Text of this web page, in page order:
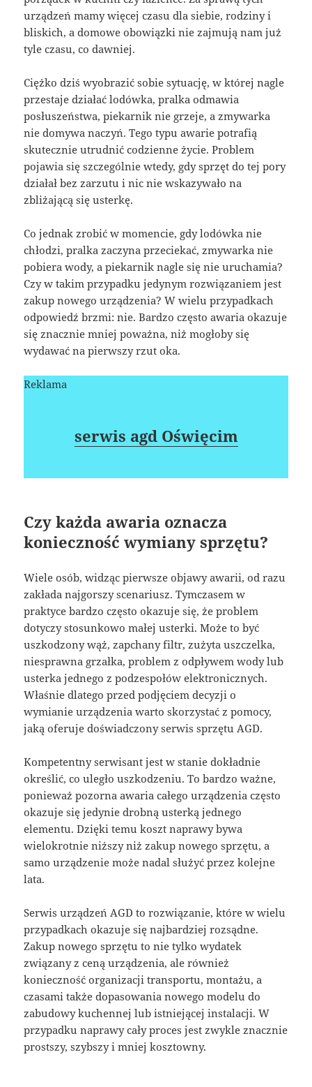
urządzeń mamy więcej czasu dla siebie, rodziny i
bliskich, a domowe obowiązki nie zajmują nam już
tyle czasu, co dawniej.
Ciężko dziś wyobrazić sobie sytuację, w której nagle
przestaje działać lodówka, pralka odmawia
posłuszeństwa, piekarnik nie grzeje, a zmywarka
nie domywa naczyń. Tego typu awarie potrafią
skutecznie utrudnić codzienne życie. Problem
pojawia się szczególnie wtedy, gdy sprzęt do tej pory
działał bez zarzutu i nic nie wskazywało na
zbliżającą się usterkę.
Co jednak zrobić w momencie, gdy lodówka nie
chłodzi, pralka zaczyna przeciekać, zmywarka nie
pobiera wody, a piekarnik nagle się nie uruchamia?
Czy w takim przypadku jedynym rozwiązaniem jest
zakup nowego urządzenia? W wielu przypadkach
odpowiedź brzmi: nie. Bardzo często awaria okazuje
się znacznie mniej poważna, niż mogłoby się
wydawać na pierwszy rzut oka.
Reklama
serwis agd Oświęcim
Czy każda awaria oznacza
konieczność wymiany sprzętu?
Wiele osób, widząc pierwsze objawy awarii, od razu
zakłada najgorszy scenariusz. Tymczasem w
praktyce bardzo często okazuje się, że problem
dotyczy stosunkowo małej usterki. Może to być
uszkodzony wąż, zapchany filtr, zużyta uszczelka,
niesprawna grzałka, problem z odpływem wody lub
usterka jednego z podzespołów elektronicznych.
Właśnie dlatego przed podjęciem decyzji o
wymianie urządzenia warto skorzystać z pomocy,
jaką oferuje doświadczony serwis sprzętu AGD.
Kompetentny serwisant jest w stanie dokładnie
określić, co uległo uszkodzeniu. To bardzo ważne,
ponieważ pozorna awaria całego urządzenia często
okazuje się jedynie drobną usterką jednego
elementu. Dzięki temu koszt naprawy bywa
wielokrotnie niższy niż zakup nowego sprzętu, a
samo urządzenie może nadal służyć przez kolejne
lata.
Serwis urządzeń AGD to rozwiązanie, które w wielu
przypadkach okazuje się najbardziej rozsądne.
Zakup nowego sprzętu to nie tylko wydatek
związany z ceną urządzenia, ale również
konieczność organizacji transportu, montażu, a
czasami także dopasowania nowego modelu do
zabudowy kuchennej lub istniejącej instalacji. W
przypadku naprawy cały proces jest zwykle znacznie
prostszy, szybszy i mniej kosztowny.